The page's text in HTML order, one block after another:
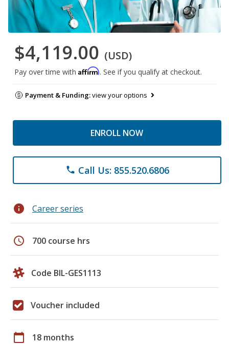
$4,119.00 (USD)
Pay over time with Affirm. See if you qualify at checkout.
Payment & Funding:view your options
ENROLL NOW
phone Call Us: 855.520.6806
info Career series
schedule 700 course hrs
Code BIL-GES1113
Voucher included
calendar_today 18 months